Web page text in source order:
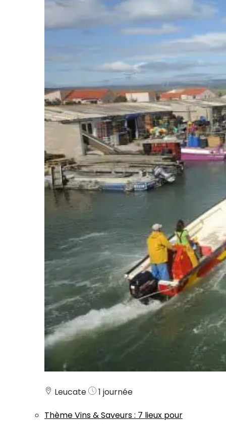
Leucate
1 journée
ThèmeVins & Saveurs: 7 lieux pour